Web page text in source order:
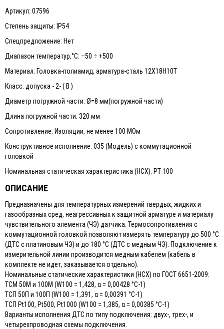
Артикул: 07596
Степень защиты: IP54
Спецпредложение: Нет
Диапазон температур,°С: –50 ÷ +500
Материал: Головка-полиамид, арматура-сталь 12Х18Н10Т
Класс: допуска - 2- ( В )
Диаметр погружной части: Ø=8 мм(погружной части)
Длина погружной части: 320 мм
Сопротивление: Изоляции, не менее 100 МОм
Конструктивное исполнение: 035 (Модель) с коммутационной
головкой
Номинальная статическая характеристика (НСХ): PТ 100
ОПИСАНИЕ
Предназначены для температурных измерений твердых, жидких и
газообразных сред, неагрессивных к защитной арматуре и материалу
чувствительного элемента (ЧЭ) датчика. Термосопротивления с
коммутационной головкой позволяют измерять температуру до 500 °С
(ДТС с платиновым ЧЭ) и до 180 °С (ДТС с медным ЧЭ). Подключение к
измерительной линии производится медным кабелем (кабель в
комплекте не идет, заказывается отдельно).
Номинальные статические характеристики (НСХ) по ГОСТ 6651-2009:
ТСМ 50М и 100М (W100 = 1,428, α = 0,00428 °С-1)
ТСП 50П и 100П (W100 = 1,391, α = 0,00391 °С-1)
ТСП Pt100, Pt500, Pt1000 (W100 = 1,385, α = 0,00385 °С-1)
Варианты исполнения ДТС по типу подключения: двух-, трех-, и
четырехпроводная схемы подключения.